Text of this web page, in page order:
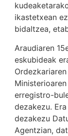
ikastetxean
bidaltzea,
Araudiaren
eskubideak
erregistro-
dezakezu.
dezakezu
Agentzian,